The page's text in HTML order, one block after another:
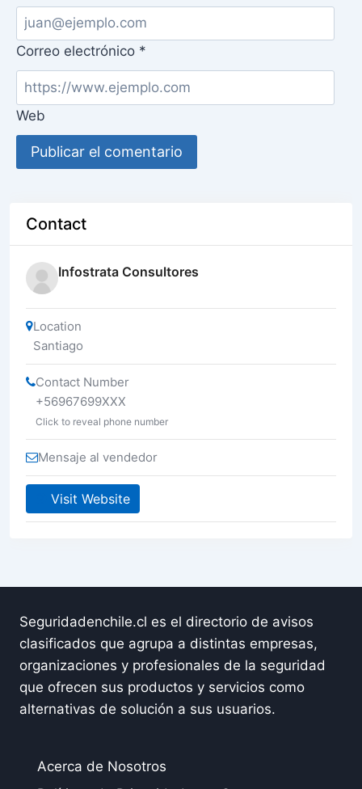
Correo electrónico *
Web
Contact
Infostrata Consultores
Location
Santiago
Contact Number
+56967699XXX
Click to reveal phone number
Mensaje al vendedor
Visit Website
Seguridadenchile.cl es el directorio de avisos
clasificados que agrupa a distintas empresas,
organizaciones y profesionales de la seguridad
que ofrecen sus productos y servicios como
alternativas de solución a sus usuarios.
Acerca de Nosotros